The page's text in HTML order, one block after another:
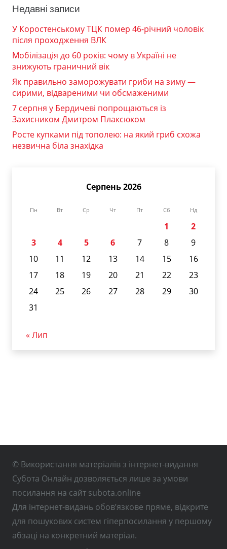
Недавні записи
У Коростенському ТЦК помер 46-річний чоловік
після проходження ВЛК
Мобілізація до 60 років: чому в Україні не
знижують граничний вік
Як правильно заморожувати гриби на зиму —
сирими, відвареними чи обсмаженими
7 серпня у Бердичеві попрощаються із
Захисником Дмитром Плаксюком
Росте купками під тополею: на який гриб схожа
незвична біла знахідка
Серпень 2026
Пн Вт Ср Чт Пт Сб Нд
1
2
3
4 5 6 7 8
9
10
11 12 13 14 15
16
17
18 19 20 21 22
23
24
25 26 27 28 29
30
31
« Лип
© Використання матеріалів з інтернет-видання
Субота Онлайн дозволяється лише за умови
посилання на сайт subota.online
Для інтернет-видань обов’язкове пряме, відкрите
для пошукових систем гіперпосилання у першому
абзаці на конкретний матеріал.